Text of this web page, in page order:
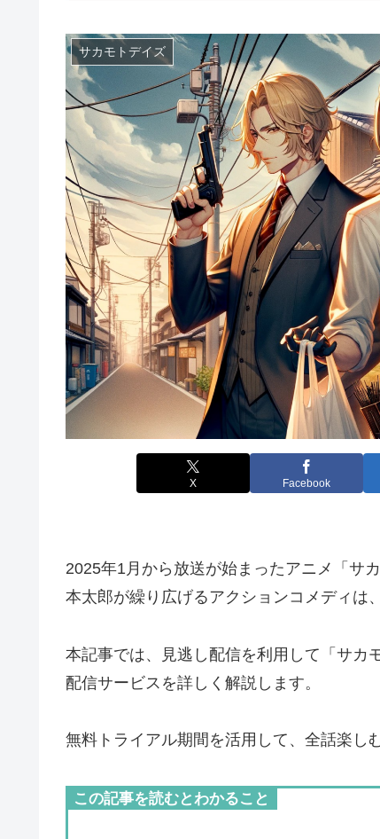
サカモトデイズ
X Facebook
2025年1月から放送が始まったアニメ「サ
本太郎が繰り広げるアクションコメディは
本記事では、見逃し配信を利用して「サカ
配信サービスを詳しく解説します。
無料トライアル期間を活用して、全話楽し
この記事を読むとわかること